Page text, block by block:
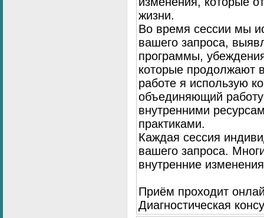
жизни.
Во время сессии мы
вашего запроса,
программы,
которые продолжают
работе я использую
объединяющий
внутренними
практиками.
Каждая сессия
вашего запроса.
внутренние
Приём проходит
Диагностическая